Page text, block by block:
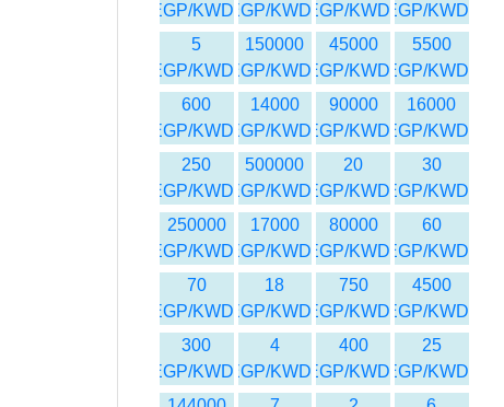
EGP/KWD
EGP/KWD
EGP/KWD
EGP/KWD
5500
EGP/KWD
45000
EGP/KWD
150000
EGP/KWD
5
EGP/KWD
16000
EGP/KWD
90000
EGP/KWD
14000
EGP/KWD
600
EGP/KWD
30
EGP/KWD
20
EGP/KWD
500000
EGP/KWD
250
EGP/KWD
60
EGP/KWD
80000
EGP/KWD
17000
EGP/KWD
250000
EGP/KWD
4500
EGP/KWD
750
EGP/KWD
18
EGP/KWD
70
EGP/KWD
25
EGP/KWD
400
EGP/KWD
4
EGP/KWD
300
EGP/KWD